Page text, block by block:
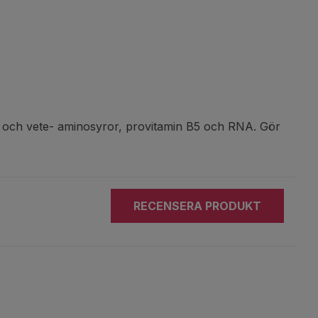
vete- aminosyror, provitamin B5 och RNA. Gör
RECENSERA PRODUKT